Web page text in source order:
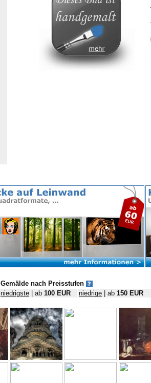
Gemälde nach Preisstufen
niedrigste | ab 100 EUR niedrige | ab 150 EUR